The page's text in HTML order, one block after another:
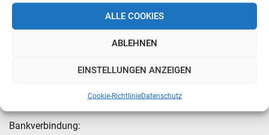
ALLE COOKIES
ABLEHNEN
EINSTELLUNGEN ANZEIGEN
Cookie-RichtlinieDatenschutz
Referentin für Presse- und Öffentlichkeitsarbeit: Carolin
Schriftführer: Ingo Rammer
Beisitzer*innen: Ulrike Lehnhardt, Martina Kräh-Bick,
Thomas Kleinewig
Bankverbindung: